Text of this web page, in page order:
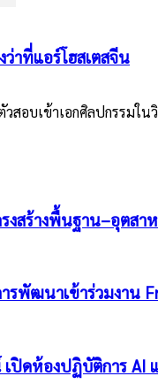
าที่แอร์โฮสเตสจีน
สอบเข้าเอกศิลปกรรม
รงสร้างพื้นฐาน–อุต
ฒนาเข้าร่วมงาน
ปิดห้องปฏิบัติการ AI